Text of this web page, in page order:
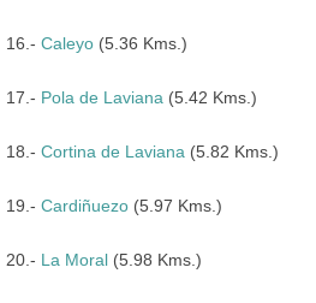
16.- Caleyo (5.36 Kms.)
17.- Pola de Laviana (5.42 Kms.)
18.- Cortina de Laviana (5.82 Kms.)
19.- Cardiñuezo (5.97 Kms.)
20.- La Moral (5.98 Kms.)